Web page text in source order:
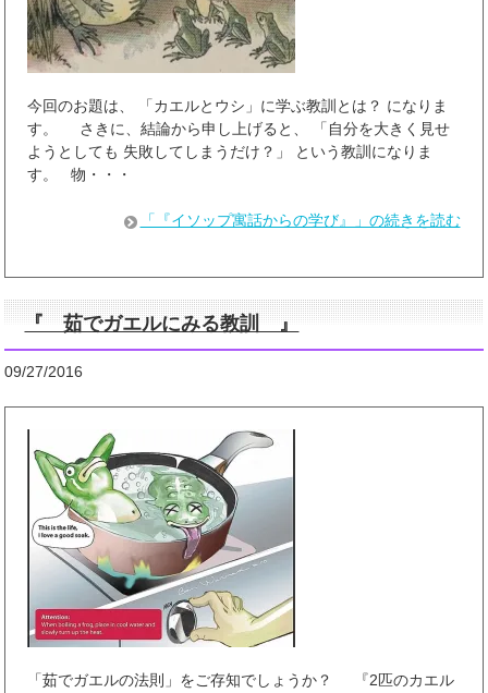
今回のお題は、 「カエルとウシ」に学ぶ教訓とは？ になりま
す。 さきに、結論から申し上げると、 「自分を大きく見せ
ようとしても 失敗してしまうだけ？」 という教訓になりま
す。 物・・・
「『イソップ寓話からの学び』」の続きを読む
『 茹でガエルにみる教訓 』
09/27/2016
「茹でガエルの法則」をご存知でしょうか？ 『2匹のカエル